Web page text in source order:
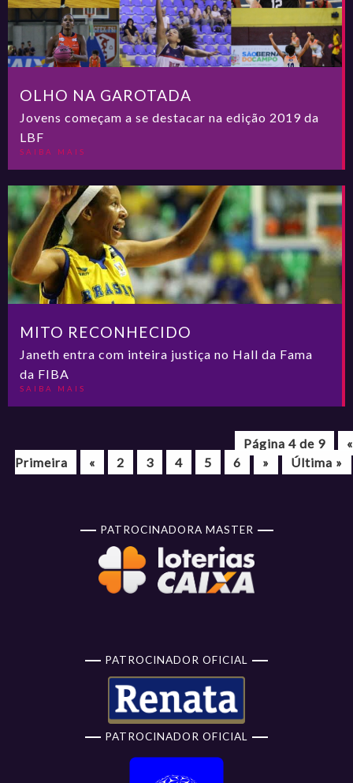
OLHO NA GAROTADA
Jovens começam a se destacar na edição 2019 da
LBF
SAIBA MAIS
MITO RECONHECIDO
Janeth entra com inteira justiça no Hall da Fama
da FIBA
SAIBA MAIS
Página 4 de 9
«
Primeira
« 2 3 4 5 6 » Última »
PATROCINADORA MASTER
PATROCINADOR OFICIAL
PATROCINADOR OFICIAL